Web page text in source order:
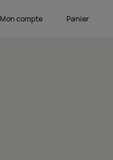
Mon compte Panier